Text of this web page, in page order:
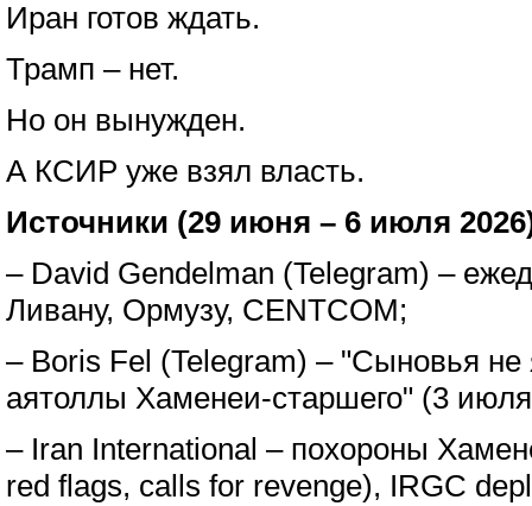
Иран готов ждать.
Трамп – нет.
Но он вынужден.
А КСИР уже взял власть.
Источники (29 июня – 6 июля
– David Gendelman (Telegram) –
Ливану, Ормузу, CENTCOM;
– Boris Fel (Telegram) – "Сыновья
аятоллы Хаменеи-старшего" (3
– Iran International – похороны
red flags, calls for revenge), IRGC